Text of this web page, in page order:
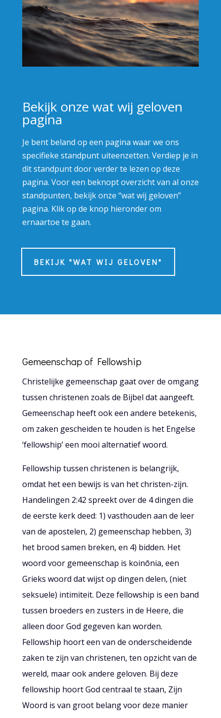
Bekijk onze wat wij geloven
pagina
Je bent beland op een pagina waar we ons
specifieke standpunt uiteenzetten. Verdiep je in
dit standpunt door verder te lezen op deze
pagina. Voor een beknopt overzicht van al onze
standpunten, bekijk onze “wat wij geloven”
pagina. Klik op de knop hieronder om
ernaartoe te gaan.
BEKIJK "WAT WIJ GELOVEN"
Gemeenschap of Fellowship
Christelijke gemeenschap gaat over de omgang
tussen christenen zoals de Bijbel dat aangeeft.
Gemeenschap heeft ook een andere betekenis,
om zaken gescheiden te houden is het Engelse
‘fellowship’ een mooi alternatief woord.
Fellowship tussen christenen is belangrijk,
omdat het een bewijs is van het christen-zijn.
Handelingen 2:42 spreekt over de 4 dingen die
de eerste kerk deed: 1) vasthouden aan de leer
van de apostelen, 2) gemeenschap hebben, 3)
het brood samen breken, en 4) bidden. Het
woord voor gemeenschap is koinōnia, een
Grieks woord dat wijst op dingen delen, (niet
seksuele) intimiteit. Deze fellowship is een band
tussen broeders en zusters in de Heere, die
alleen door God gegeven kan worden.
Fellowship hoort een van de onderscheidende
zaken te zijn van christenen, ten opzicht van de
wereld, maar ook andere geloven. Bij deze
fellowship hoort God centraal te staan, Zijn
Woord is van groot belang voor deze manier